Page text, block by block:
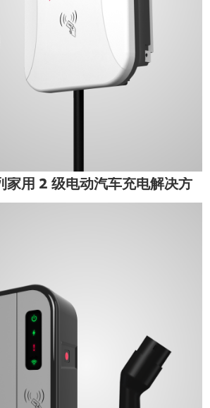
家用 2 级电动汽车充电解决方